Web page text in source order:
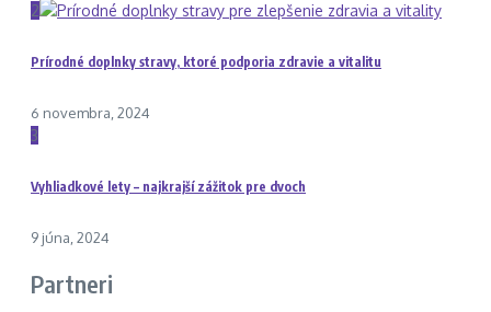
2
Prírodné doplnky stravy, ktoré podporia zdravie a vitalitu
6 novembra, 2024
3
Vyhliadkové lety – najkrajší zážitok pre dvoch
9 júna, 2024
Partneri